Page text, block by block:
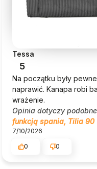
Tessa
5
Na początku były
naprawić. Kanapa robi
wrażenie.
Opinia dotyczy
funkcją spania, Tilia 90
7/10/2026
0
0